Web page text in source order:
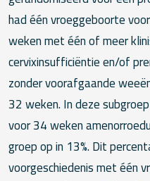
had één vroeggeboorte
weken met één of meer
cervixinsufficiëntie en/of
zonder voorafgaande
32 weken. In deze
voor 34 weken
groep op in 13%. Dit
voorgeschiedenis met één